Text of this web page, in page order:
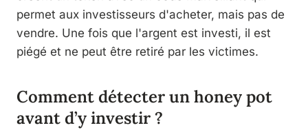
permet aux investisseurs d'acheter, mais pas de
vendre. Une fois que l'argent est investi, il est
piégé et ne peut être retiré par les victimes.
Comment détecter un honey pot
avant d’y investir ?